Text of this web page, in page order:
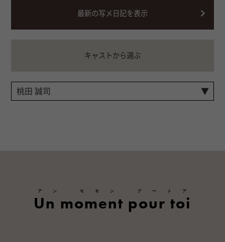
最新の写メ日記を表示
キャストから選ぶ
Un moment pour toi
アン モモン プートア